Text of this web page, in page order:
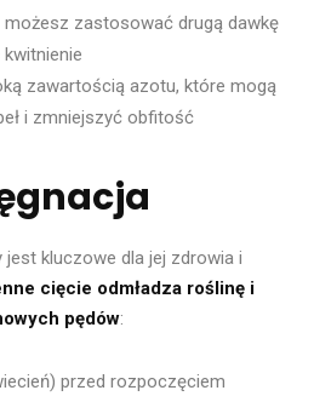
zastosować drugą dawkę
zawartością azotu, które mogą
i zmniejszyć obfitość
jest kluczowe dla jej zdrowia i
cięcie odmładza roślinę i
pędów:
przed rozpoczęciem